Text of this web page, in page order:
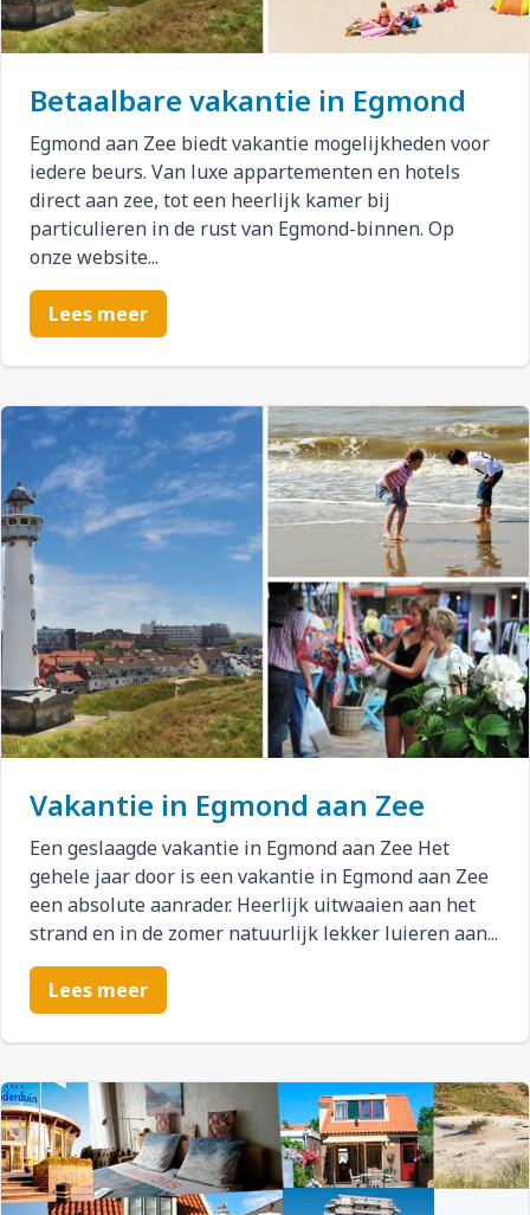
Betaalbare vakantie in Egmond
Egmond aan Zee biedt vakantie mogelijkheden voor
iedere beurs. Van luxe appartementen en hotels
direct aan zee, tot een heerlijk kamer bij
particulieren in de rust van Egmond-binnen. Op
onze website...
Lees meer
Vakantie in Egmond aan Zee
Een geslaagde vakantie in Egmond aan Zee Het
gehele jaar door is een vakantie in Egmond aan Zee
een absolute aanrader. Heerlijk uitwaaien aan het
strand en in de zomer natuurlijk lekker luieren aan...
Lees meer